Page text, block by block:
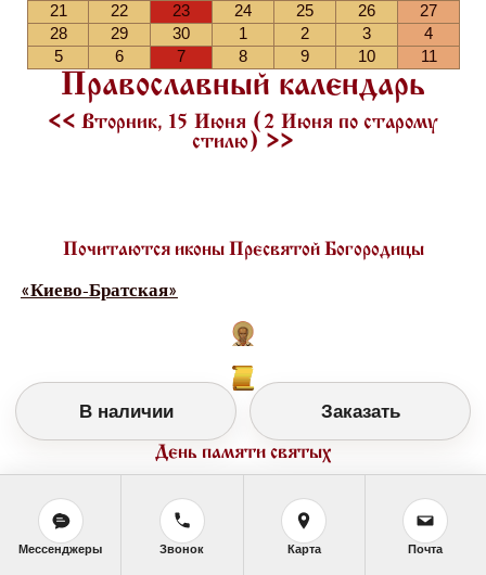
21
22 23 24 25 26
27
28
29 30 1 2 3
4
5
6 7 8 9 10 11
Православный календарь
<< Вторник, 15 Июня (2 Июня по старому
стилю) >>
Почитаются иконы Пресвятой Богородицы
«Киево-Братская»
День памяти святых
В наличии Заказать
Мессенджеры Звонок Карта Почта